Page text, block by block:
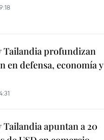
Tailandia profundizan
en defensa, economía y
Tailandia apuntan a 20